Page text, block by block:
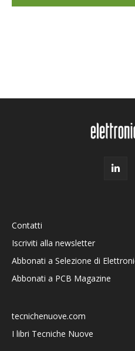
Contatti
Iscriviti alla newsletter
Abbonati a Selezione di
Abbonati a PCB Magazine
tecnichenuove.com
I libri Tecniche Nuove